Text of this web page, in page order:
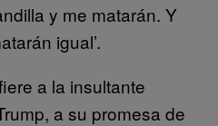
y me matarán. Y
igual’.
a la insultante
a su promesa de